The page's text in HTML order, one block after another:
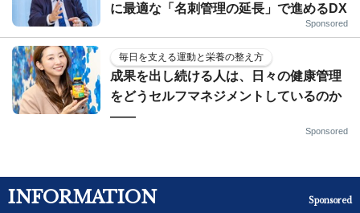
に最適な「名刺管理の延長」で進めるDX
Sponsored
毎日を支える運動と栄養の整え方
成果を出し続ける人は、日々の健康管理
をどうセルフマネジメントしているのか
——
Sponsored
INFORMATION Sponsored